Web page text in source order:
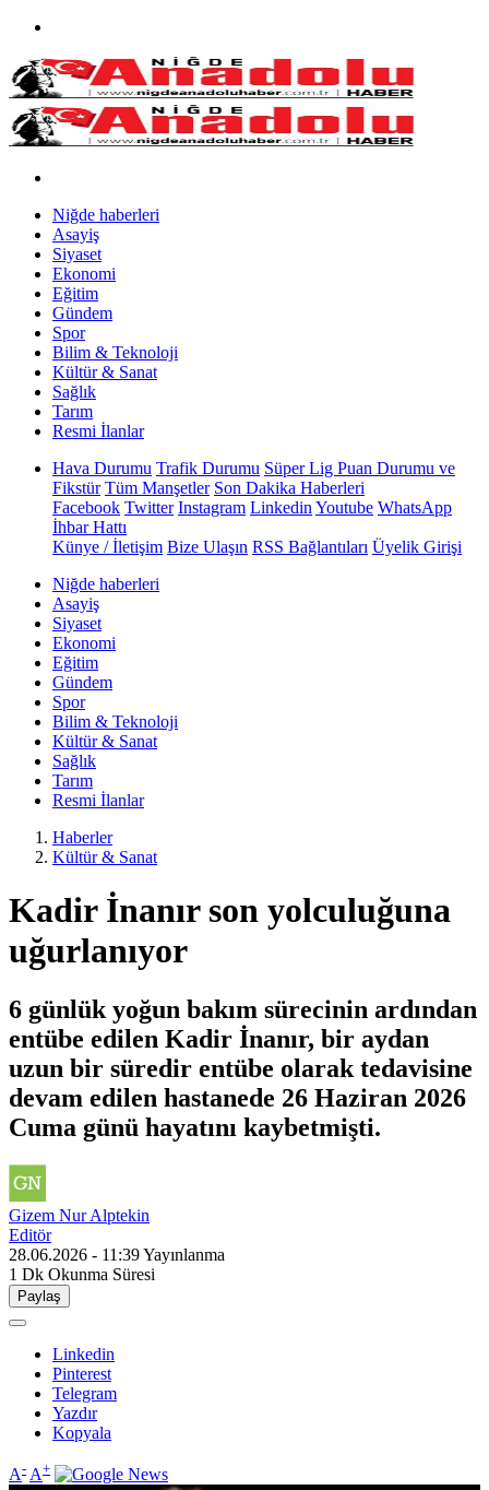
Niğde haberleri
Asayiş
Siyaset
Ekonomi
Eğitim
Gündem
Spor
Bilim & Teknoloji
Kültür & Sanat
Sağlık
Tarım
Resmi İlanlar
Hava Durumu Trafik Durumu Süper Lig Puan Durumu ve
Fikstür Tüm Manşetler Son Dakika Haberleri
Facebook Twitter Instagram Linkedin Youtube WhatsApp
İhbar Hattı
Künye / İletişim Bize Ulaşın RSS Bağlantıları Üyelik Girişi
Niğde haberleri
Asayiş
Siyaset
Ekonomi
Eğitim
Gündem
Spor
Bilim & Teknoloji
Kültür & Sanat
Sağlık
Tarım
Resmi İlanlar
Haberler
Kültür & Sanat
Kadir İnanır son yolculuğuna
uğurlanıyor
6 günlük yoğun bakım sürecinin ardından
entübe edilen Kadir İnanır, bir aydan
uzun bir süredir entübe olarak tedavisine
devam edilen hastanede 26 Haziran 2026
Cuma günü hayatını kaybetmişti.
Gizem Nur Alptekin
Editör
28.06.2026 - 11:39Yayınlanma
1 Dk Okunma Süresi
Paylaş
Linkedin
Pinterest
Telegram
Yazdır
Kopyala
A- A+